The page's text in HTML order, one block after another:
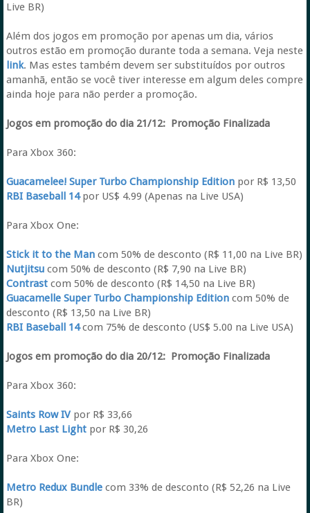
Live BR)
Além dos jogos em promoção por apenas um dia, vários
outros estão em promoção durante toda a semana. Veja neste
link. Mas estes também devem ser substituídos por outros
amanhã, então se você tiver interesse em algum deles compre
ainda hoje para não perder a promoção.
Jogos em promoção do dia 21/12: Promoção Finalizada
Para Xbox 360:
Guacamelee! Super Turbo Championship Editionpor R$ 13,50
RBI Baseball 14por US$ 4.99 (Apenas na Live USA)
Para Xbox One:
Stick it to the Mancom 50% de desconto (R$ 11,00 na Live BR)
Nutjitsucom 50% de desconto (R$ 7,90 na Live BR)
Contrastcom 50% de desconto (R$ 14,50 na Live BR)
Guacamelle Super Turbo Championship Editioncom 50% de
desconto (R$ 13,50 na Live BR)
RBI Baseball 14com 75% de desconto (US$ 5.00 na Live USA)
Jogos em promoção do dia 20/12: Promoção Finalizada
Para Xbox 360:
Saints Row IVpor R$ 33,66
Metro Last Lightpor R$ 30,26
Para Xbox One:
Metro Redux Bundlecom 33% de desconto (R$ 52,26 na Live
BR)